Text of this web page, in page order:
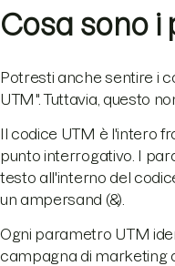
Cosa sono i
Potresti anche sentire i
UTM". Tuttavia, questo
Il codice UTM è l'intero
punto interrogativo. I
testo all'interno del
un ampersand (&).
Ogni parametro UTM
campagna di marketing